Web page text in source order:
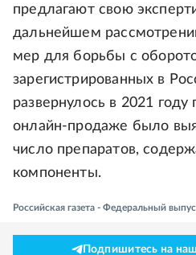
предлагают свою
дальнейшем
мер для борьбы с
зарегистрированных в
развернулось в 2021 году
онлайн-продаже было
число препаратов,
компоненты.
Российская газета - Федеральный
Подпишитесь на наш